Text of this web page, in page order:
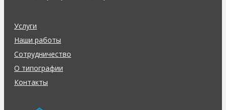
Услуги
Наши работы
Сотрудничество
О типографии
Контакты